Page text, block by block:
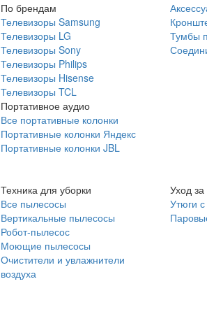
По брендам
Телевизоры Samsung
Телевизоры LG
Телевизоры Sony
Телевизоры Philips
Телевизоры Hisense
Телевизоры TCL
Портативное аудио
Все портативные колонки
Портативные колонки Яндекс
Портативные колонки JBL
Тумбы
Техника для уборки
Все пылесосы
Вертикальные пылесосы
Робот-пылесос
Моющие пылесосы
Очистители и увлажнители
воздуха
Уход
Утюги